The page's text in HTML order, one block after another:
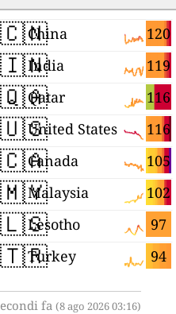
🇨🇳 120
China
🇮🇳 119
India
🇶🇦 116
Qatar
🇺🇸 116
United States
🇨🇦 105
Canada
🇲🇾 102
Malaysia
🇱🇸 97
Lesotho
🇹🇷 94
Turkey
fa (8 ago 2026 03:16)